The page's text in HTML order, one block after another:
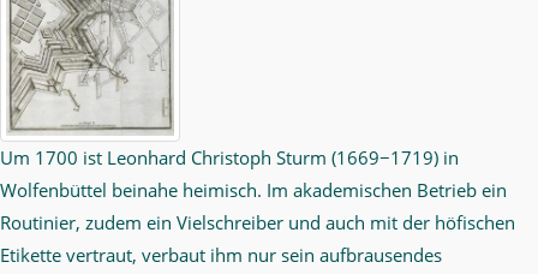
Um 1700 ist Leonhard Christoph Sturm (1669−1719) in
Wolfenbüttel beinahe heimisch. Im akademischen Betrieb ein
Routinier, zudem ein Vielschreiber und auch mit der höfischen
Etikette vertraut, verbaut ihm nur sein aufbrausendes